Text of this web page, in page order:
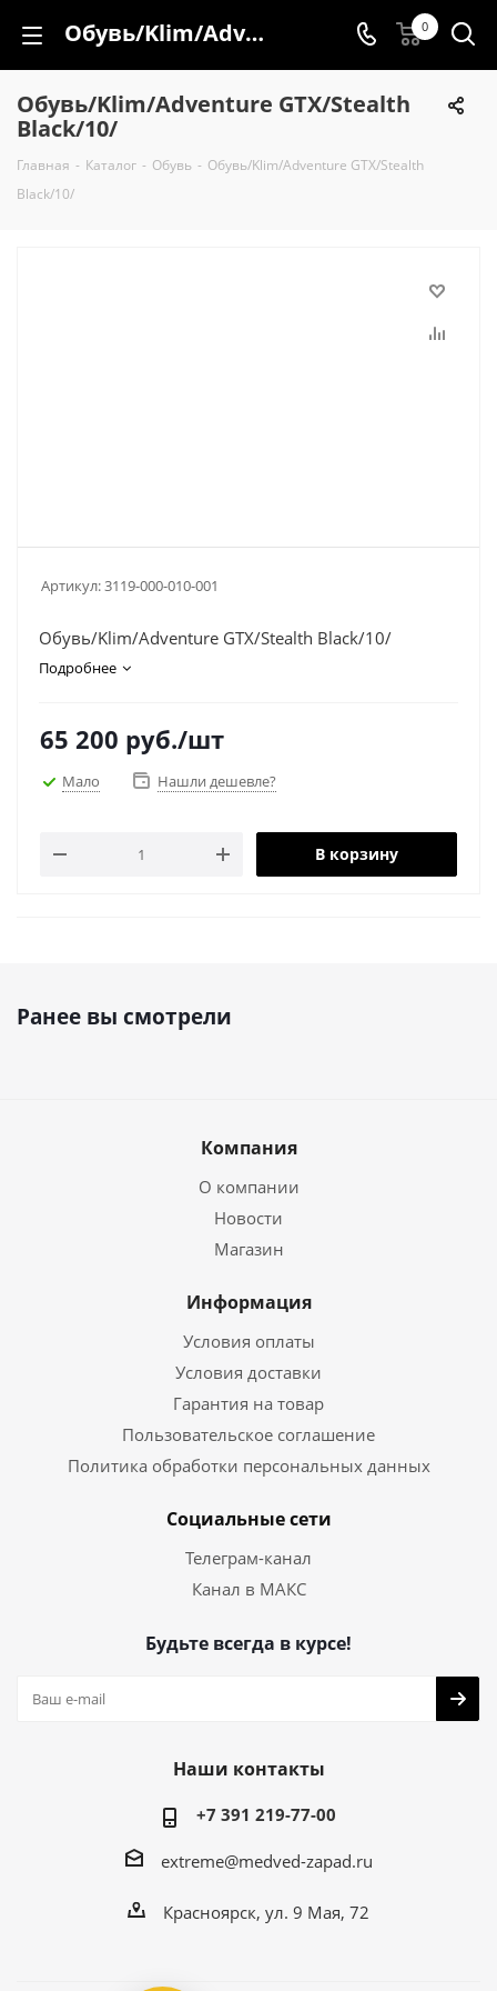
Обувь/Klim/Adventure GTX/Stealth Black/10/ 0
Обувь/Klim/Adventure GTX/Stealth
Black/10/
Главная - Каталог - Обувь - Обувь/Klim/Adventure GTX/Stealth
Black/10/
Артикул:3119-000-010-001
Обувь/Klim/Adventure GTX/Stealth Black/10/
Подробнее
65 200 руб./шт
Мало Нашли дешевле?
В корзину
Ранее вы смотрели
Компания
О компании
Новости
Магазин
Информация
Условия оплаты
Условия доставки
Гарантия на товар
Пользовательское соглашение
Политика обработки персональных данных
Социальные сети
Телеграм-канал
Канал в МАКС
Будьте всегда в курсе!
Наши контакты
+7 391 219-77-00
extreme@medved-zapad.ru
Красноярск, ул. 9 Мая, 72